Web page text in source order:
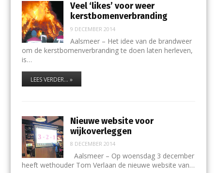
Veel ‘likes’ voor weer
kerstbomenverbranding
9 DECEMBER 2014
Aalsmeer – Het idee van de brandweer
om de kerstbomenverbranding te doen laten herleven,
is…
LEES VERDER... »
Nieuwe website voor
wijkoverleggen
8 DECEMBER 2014
Aalsmeer – Op woensdag 3 december
heeft wethouder Tom Verlaan de nieuwe website van…